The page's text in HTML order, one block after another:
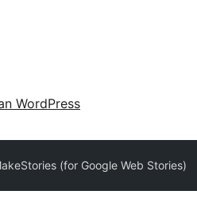
WordPress
(for Google Web Stories)